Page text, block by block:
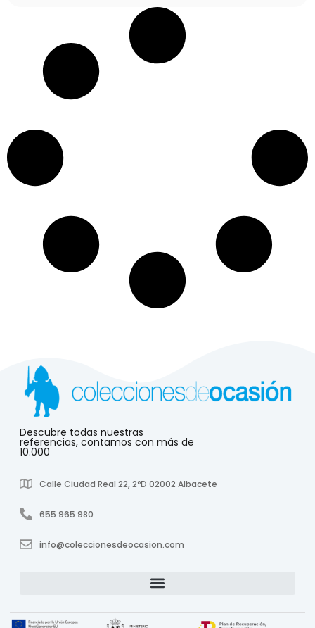
Descubre todas nuestras
referencias, contamos con más de
10.000
Calle Ciudad Real 22, 2ºD 02002 Albacete
655 965 980
info@coleccionesdeocasion.com